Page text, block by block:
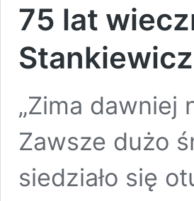
75 lat
„Zima dawniej
Zawsze dużo
siedziało się